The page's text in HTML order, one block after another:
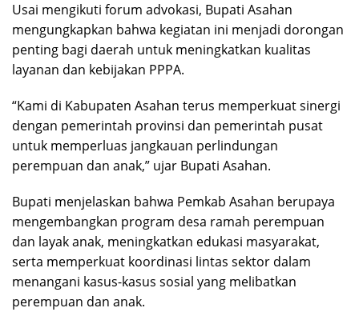
Usai mengikuti forum advokasi, Bupati Asahan
mengungkapkan bahwa kegiatan ini menjadi dorongan
penting bagi daerah untuk meningkatkan kualitas
layanan dan kebijakan PPPA.
“Kami di Kabupaten Asahan terus memperkuat sinergi
dengan pemerintah provinsi dan pemerintah pusat
untuk memperluas jangkauan perlindungan
perempuan dan anak,” ujar Bupati Asahan.
Bupati menjelaskan bahwa Pemkab Asahan berupaya
mengembangkan program desa ramah perempuan
dan layak anak, meningkatkan edukasi masyarakat,
serta memperkuat koordinasi lintas sektor dalam
menangani kasus-kasus sosial yang melibatkan
perempuan dan anak.